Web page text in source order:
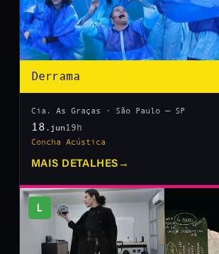
Derrama
Cia. As Graças · São Paulo — SP
18 .jun 19h
Concha Acústica
MAIS DETALHES →
L